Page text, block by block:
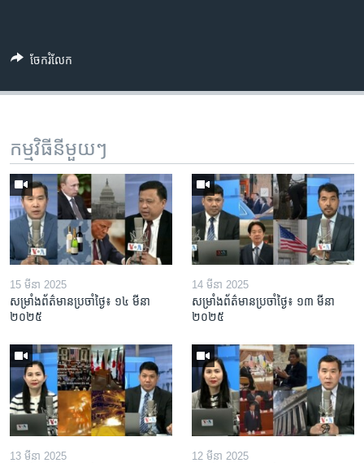
ចែករំលែក
កម្មវិធី​នីមួយៗ
15 មីនា 2025
សម្រាំងព័ត៌មានប្រចាំថ្ងៃ៖ ១៤ មីនា
២០២៥
14 មីនា 2025
សម្រាំងព័ត៌មានប្រចាំថ្ងៃ៖ ១៣ មីនា
២០២៥
13 មីនា 2025 12 មីនា 2025